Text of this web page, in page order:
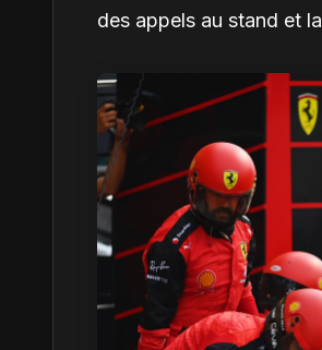
des appels au stand et